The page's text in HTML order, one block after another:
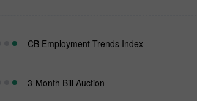
CB Employment Trends Index
3-Month Bill Auction